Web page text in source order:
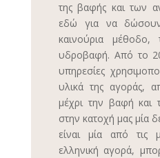
της βαφής και των
εδώ για να
καινούρια
υδροβαφή. Από το
υπηρεσίες
υλικά της αγοράς,
μέχρι την βαφή και
στην κατοχή μας μία
είναι μία από τις
ελληνική αγορά,